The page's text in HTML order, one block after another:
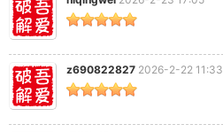
破
z690822827 2026-2-22 11:33